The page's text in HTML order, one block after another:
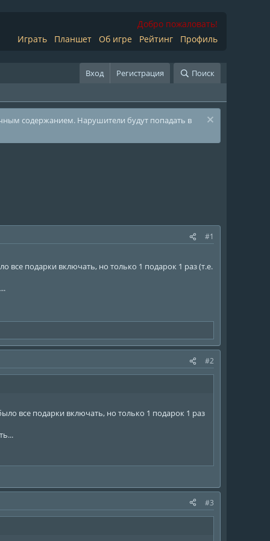
Добро пожаловать!
Играть
Планшет Об игре Рейтинг Профиль
Вход Регистрация
Поиск
содержанием. Нарушители будут попадать в
#1
подарки включать, но только 1 подарок 1 раз (т.е.
#2
все подарки включать, но только 1 подарок 1 раз
#3